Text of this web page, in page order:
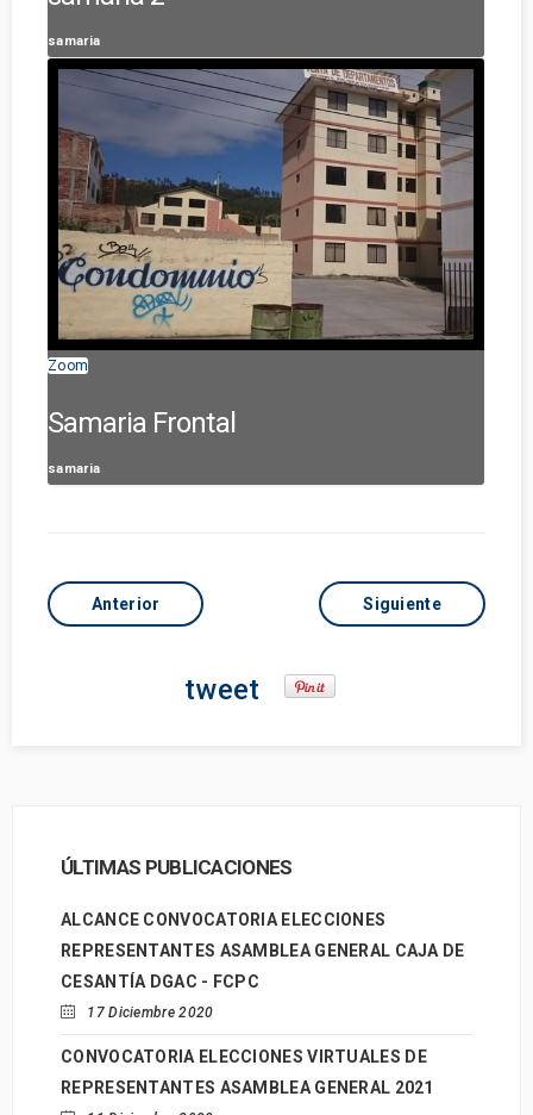
samaria
Zoom
Samaria Frontal
samaria
Anterior Siguiente
tweet
ÚLTIMAS PUBLICACIONES
ALCANCE CONVOCATORIA ELECCIONES
REPRESENTANTES ASAMBLEA GENERAL CAJA DE
CESANTÍA DGAC - FCPC
17 Diciembre 2020
CONVOCATORIA ELECCIONES VIRTUALES DE
REPRESENTANTES ASAMBLEA GENERAL 2021